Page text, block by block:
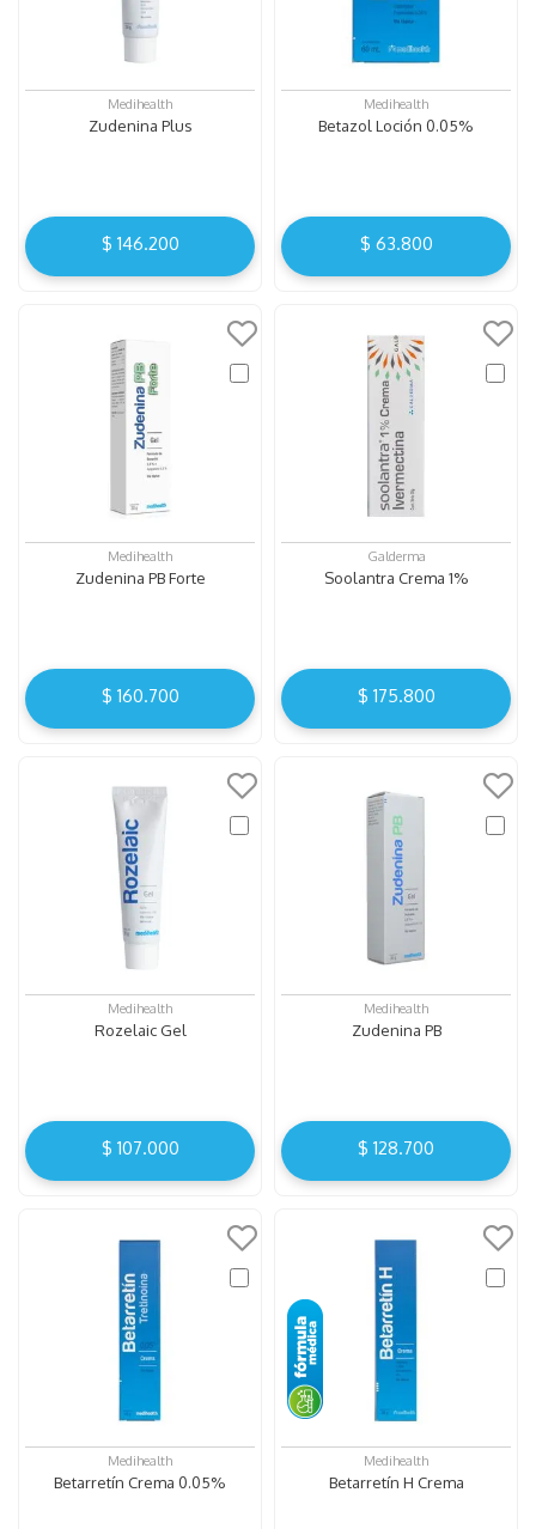
Medihealth
Zudenina Plus
$ 146.200
Medihealth
Betazol Loción 0.05%
$ 63.800
Medihealth
Zudenina PB Forte
$ 160.700
Galderma
Soolantra Crema 1%
$ 175.800
Medihealth
Rozelaic Gel
$ 107.000
Medihealth
Zudenina PB
$ 128.700
Medihealth
Betarretín Crema 0.05%
Medihealth
Betarretín H Crema